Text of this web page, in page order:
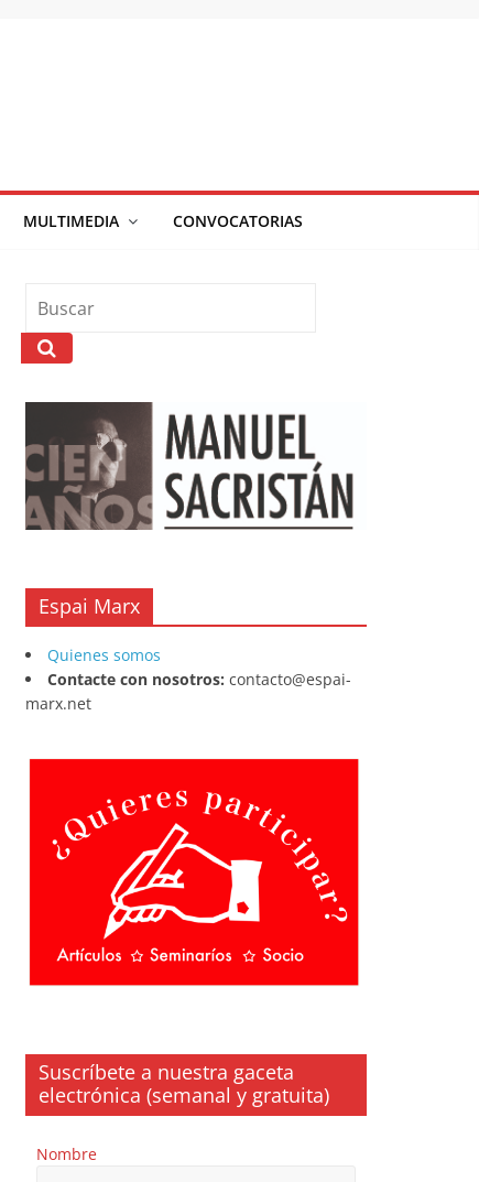
MULTIMEDIA CONVOCATORIAS
Espai Marx
Quienes somos
Contacte con nosotros: contacto@espai-
marx.net
Suscríbete a nuestra gaceta
electrónica (semanal y gratuita)
Nombre